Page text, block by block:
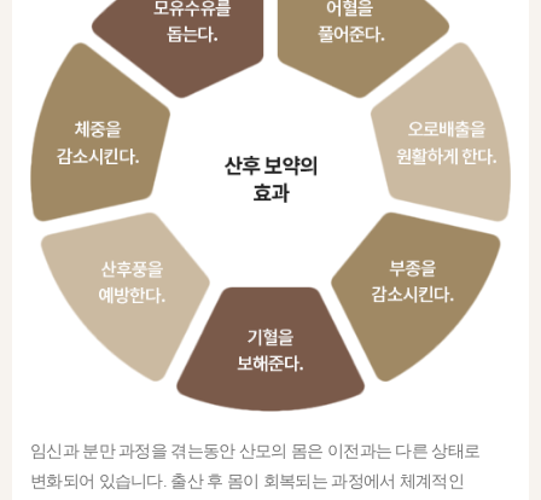
임신과 분만 과정을 겪는동안 산모의 몸은 이전과는 다른 상태로
변화되어 있습니다. 출산 후 몸이 회복되는 과정에서 체계적인